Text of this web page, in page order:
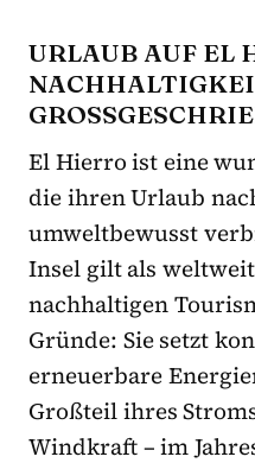
URLAUB AUF EL
El Hierro ist eine
die ihren Urlaub
umweltbewusst
Insel gilt als
nachhaltigen
Gründe: Sie setzt
erneuerbare
Großteil ihres
Windkraft – im